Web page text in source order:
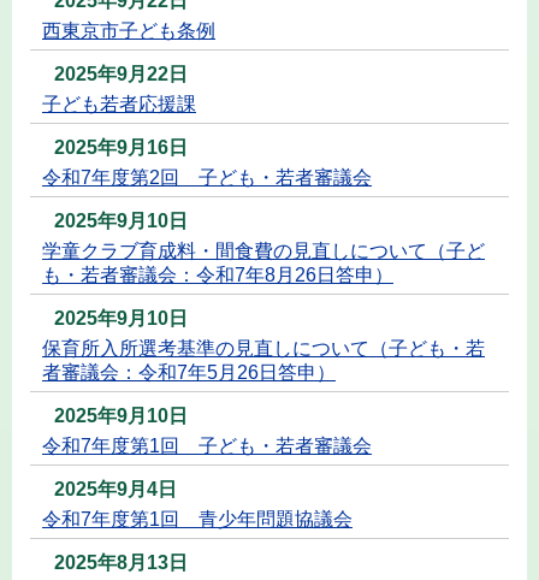
西東京市子ども条例
2025年9月22日
子ども若者応援課
2025年9月16日
令和7年度第2回 子ども・若者審議会
2025年9月10日
学童クラブ育成料・間食費の見直しについて（子ど
も・若者審議会：令和7年8月26日答申）
2025年9月10日
保育所入所選考基準の見直しについて（子ども・若
者審議会：令和7年5月26日答申）
2025年9月10日
令和7年度第1回 子ども・若者審議会
2025年9月4日
令和7年度第1回 青少年問題協議会
2025年8月13日